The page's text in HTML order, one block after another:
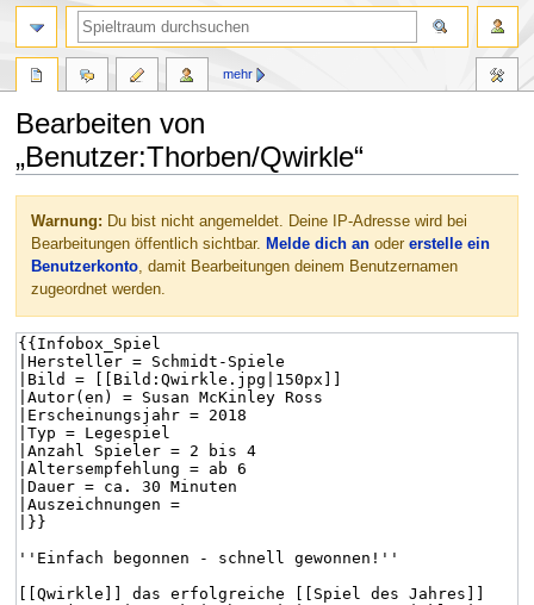
Bearbeiten von
„Benutzer:Thorben/Qwirkle“
Navigation
springen
Suche
springen
Warnung: Du bist nicht angemeldet. Deine IP-Adresse wird bei
Bearbeitungen öffentlich sichtbar.
Melde dich an odererstelle ein
Benutzerkonto , damit Bearbeitungen deinem Benutzernamen
zugeordnet werden.
mehr